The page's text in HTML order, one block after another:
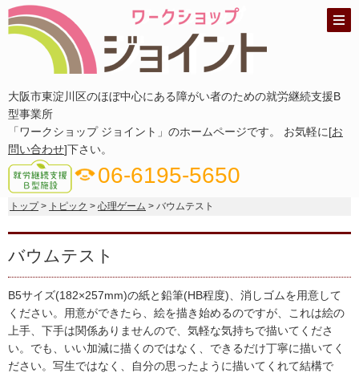
大阪市東淀川区のほぼ中心にある障がい者のための就労継続支援B
型事業所
「ワークショップ ジョイント」のホームページです。 お気軽に[お
問い合わせ]下さい。
phone_in_talk06-6195-5650
トップ> トピック > 心理ゲーム > バウムテスト
バウムテスト
B5サイズ(182×257mm)の紙と鉛筆(HB程度)、消しゴムを用意して
ください。用意ができたら、絵を描き始めるのですが、これは絵の
上手、下手は関係ありませんので、気軽な気持ちで描いてくださ
い。でも、いい加減に描くのではなく、できるだけ丁寧に描いてく
ださい。写生ではなく、自分の思ったように描いてくれて結構で